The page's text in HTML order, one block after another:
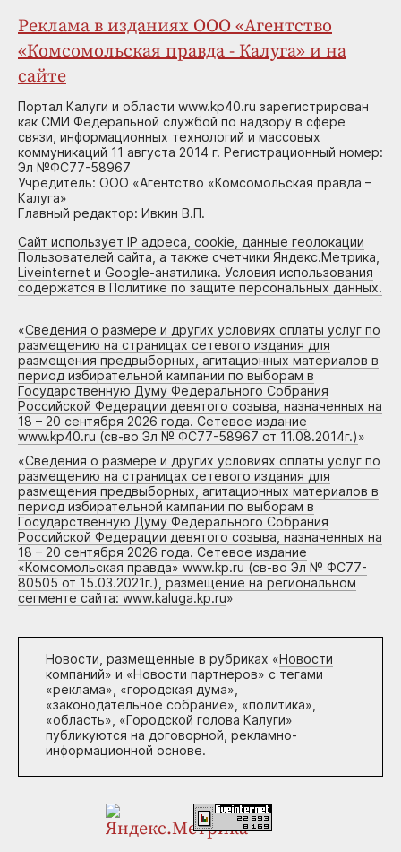
Реклама в изданиях ООО «Агентство
«Комсомольская правда - Калуга» и на
сайте
Портал Калуги и области www.kp40.ru зарегистрирован
как СМИ Федеральной службой по надзору в сфере
связи, информационных технологий и массовых
коммуникаций 11 августа 2014 г. Регистрационный номер:
Эл №ФС77-58967
Учредитель: ООО «Агентство «Комсомольская правда –
Калуга»
Главный редактор: Ивкин В.П.
Сайт использует IP адреса, cookie, данные геолокации
Пользователей сайта, а также счетчики Яндекс.Метрика,
Liveinternet и Google-анатилика. Условия использования
содержатся в Политике по защите персональных данных.
«Сведения о размере и других условиях оплаты услуг по
размещению на страницах сетевого издания для
размещения предвыборных, агитационных материалов в
период избирательной кампании по выборам в
Государственную Думу Федерального Собрания
Российской Федерации девятого созыва, назначенных на
18 – 20 сентября 2026 года. Сетевое издание
www.kp40.ru (св-во Эл № ФС77-58967 от 11.08.2014г.)»
«Сведения о размере и других условиях оплаты услуг по
размещению на страницах сетевого издания для
размещения предвыборных, агитационных материалов в
период избирательной кампании по выборам в
Государственную Думу Федерального Собрания
Российской Федерации девятого созыва, назначенных на
18 – 20 сентября 2026 года. Сетевое издание
«Комсомольская правда» www.kp.ru (св-во Эл № ФС77-
80505 от 15.03.2021г.), размещение на региональном
сегменте сайта: www.kaluga.kp.ru»
Новости, размещенные в рубриках «Новости
компаний» и «Новости партнеров» с тегами
«реклама», «городская дума»,
«законодательное собрание», «политика»,
«область», «Городской голова Калуги»
публикуются на договорной, рекламно-
информационной основе.